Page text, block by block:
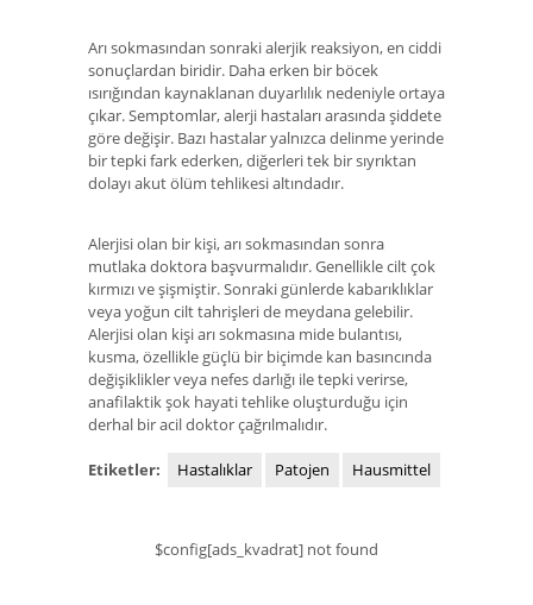
Arı sokmasından sonraki alerjik reaksiyon, en ciddi
sonuçlardan biridir. Daha erken bir böcek
ısırığından kaynaklanan duyarlılık nedeniyle ortaya
çıkar. Semptomlar, alerji hastaları arasında şiddete
göre değişir. Bazı hastalar yalnızca delinme yerinde
bir tepki fark ederken, diğerleri tek bir sıyrıktan
dolayı akut ölüm tehlikesi altındadır.
Alerjisi olan bir kişi, arı sokmasından sonra
mutlaka doktora başvurmalıdır. Genellikle cilt çok
kırmızı ve şişmiştir. Sonraki günlerde kabarıklıklar
veya yoğun cilt tahrişleri de meydana gelebilir.
Alerjisi olan kişi arı sokmasına mide bulantısı,
kusma, özellikle güçlü bir biçimde kan basıncında
değişiklikler veya nefes darlığı ile tepki verirse,
anafilaktik şok hayati tehlike oluşturduğu için
derhal bir acil doktor çağrılmalıdır.
Etiketler: Hastalıklar Patojen Hausmittel
$config[ads_kvadrat] not found